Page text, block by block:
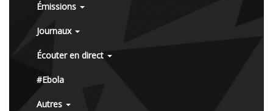
Émissions
Journaux
Écouter en direct
#Ebola
Autres